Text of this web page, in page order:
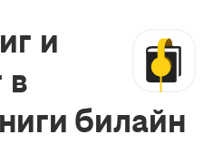
и
в
билайн